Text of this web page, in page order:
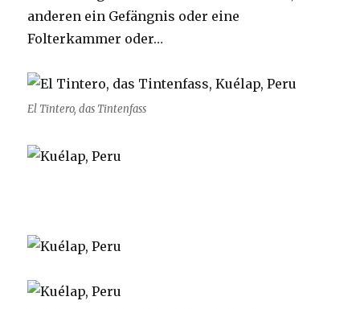
anderen ein Gefängnis oder eine
Folterkammer oder…
El Tintero, das Tintenfass